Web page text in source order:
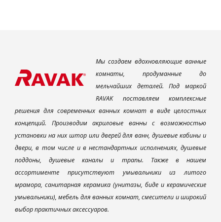
Мы создаем вдохновляющие ванные
комнаты, продуманные до
мельчайших деталей. Под маркой
RAVAK поставляем комплексные
решения для современных ванных комнат в виде целостных
концепций. Производим акриловые ванны с возможностью
установки на них штор или дверей для ванн, душевые кабины и
двери, в том числе и в нестандартных исполнениях, душевые
поддоны, душевые каналы и трапы. Также в нашем
ассортименте присутствуют умывальники из литого
мрамора, санитарная керамика (унитазы, биде и керамические
умывальники), мебель для ванных комнат, смесители и широкий
выбор практичных аксессуаров.